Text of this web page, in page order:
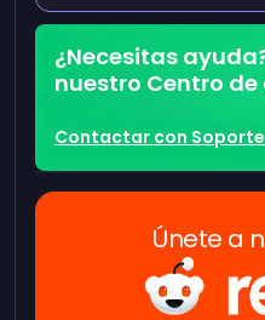
¿Necesitas
nuestro Centro
Contactar con Soporte
Únete a